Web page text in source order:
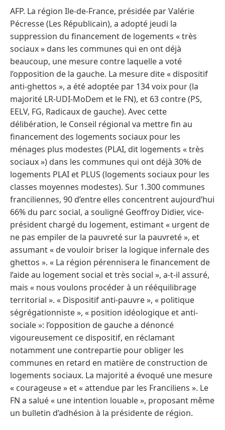
AFP. La région Ile-de-France, présidée par Valérie
Pécresse (Les Républicain), a adopté jeudi la
suppression du financement de logements « très
sociaux » dans les communes qui en ont déjà
beaucoup, une mesure contre laquelle a voté
l’opposition de la gauche. La mesure dite « dispositif
anti-ghettos », a été adoptée par 134 voix pour (la
majorité LR-UDI-MoDem et le FN), et 63 contre (PS,
EELV, FG, Radicaux de gauche). Avec cette
délibération, le Conseil régional va mettre fin au
financement des logements sociaux pour les
ménages plus modestes (PLAI, dit logements « très
sociaux ») dans les communes qui ont déjà 30% de
logements PLAI et PLUS (logements sociaux pour les
classes moyennes modestes). Sur 1.300 communes
franciliennes, 90 d’entre elles concentrent aujourd’hui
66% du parc social, a souligné Geoffroy Didier, vice-
président chargé du logement, estimant « urgent de
ne pas empiler de la pauvreté sur la pauvreté », et
assumant « de vouloir briser la logique infernale des
ghettos ». « La région pérennisera le financement de
l’aide au logement social et très social », a-t-il assuré,
mais « nous voulons procéder à un rééquilibrage
territorial ». « Dispositif anti-pauvre », « politique
ségrégationniste », « position idéologique et anti-
sociale »: l’opposition de gauche a dénoncé
vigoureusement ce dispositif, en réclamant
notamment une contrepartie pour obliger les
communes en retard en matière de construction de
logements sociaux. La majorité a évoqué une mesure
« courageuse » et « attendue par les Franciliens ». Le
FN a salué « une intention louable », proposant même
un bulletin d’adhésion à la présidente de région.